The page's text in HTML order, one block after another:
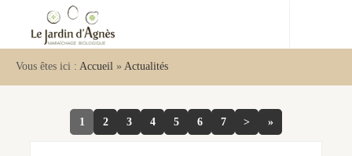
Vous êtes ici : Accueil » Actualités
1 2 3 4 5 6 7 > »